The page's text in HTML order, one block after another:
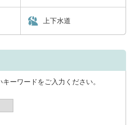
上下水道
ーワードをご入力ください。